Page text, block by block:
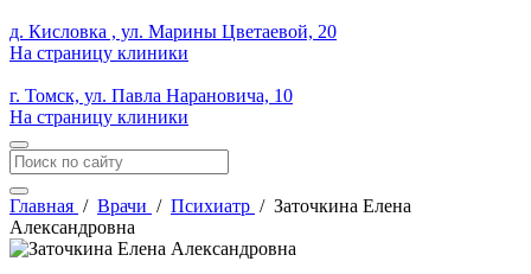
д. Кисловка , ул. Марины Цветаевой, 20
На страницу клиники
г. Томск, ул. Павла Нарановича, 10
На страницу клиники
Главная / Врачи / Психиатр / Заточкина Елена
Александровна